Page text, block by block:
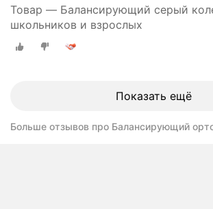
Товар — Балансирующий серый
школьников и взрослых
Показать ещё
Больше отзывов про Балансирующий